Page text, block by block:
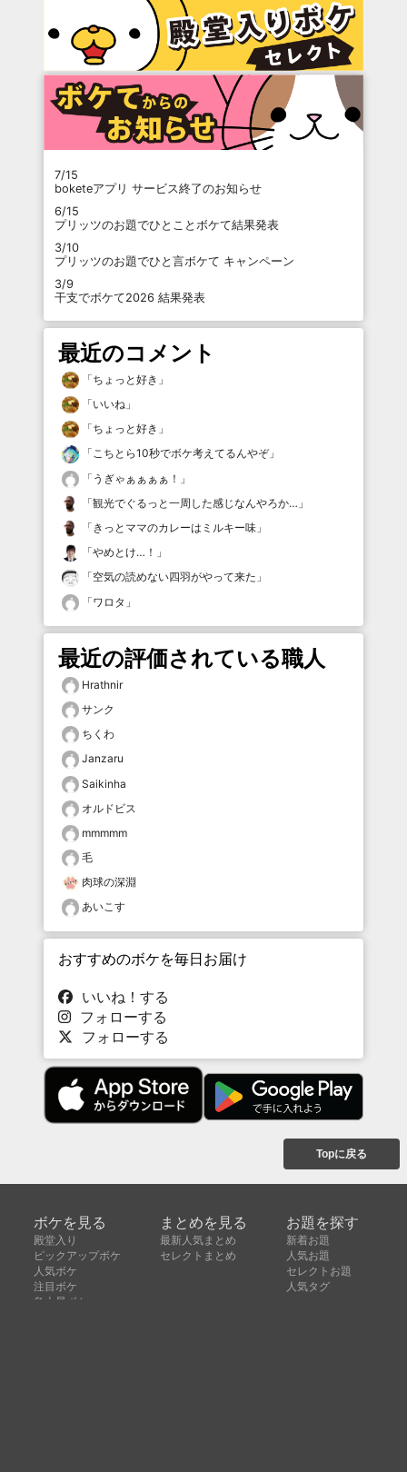
7/15
boketeアプリ サービス終了のお知らせ
6/15
プリッツのお題でひとことボケて結果発表
3/10
プリッツのお題でひと言ボケて キャンペーン
3/9
干支でボケて2026 結果発表
最近のコメント
「ちょっと好き 」
「いいね 」
「ちょっと好き 」
「こちとら10秒でボケ考えてるんやぞ」
「 うぎゃぁぁぁぁ！ 」
「観光でぐるっと一周した感じなんやろか… 」
「 きっとママのカレーはミルキー味 」
「やめとけ…！ 」
「空気の読めない四羽がやって来た 」
「ワロタ 」
最近の評価されている職人
Hrathnir
サンク
ちくわ
Janzaru
Saikinha
オルドビス
mmmmm
毛
肉球の深淵
あいこす
おすすめのボケを毎日お届け
いいね！する
フォローする
フォローする
Topに戻る
ボケを見る
殿堂入り
ピックアップボケ
人気ボケ
注目ボケ
急上昇ボケ
まとめを見る
最新人気まとめ
セレクトまとめ
お題を探す
新着お題
人気お題
セレクトお題
人気タグ